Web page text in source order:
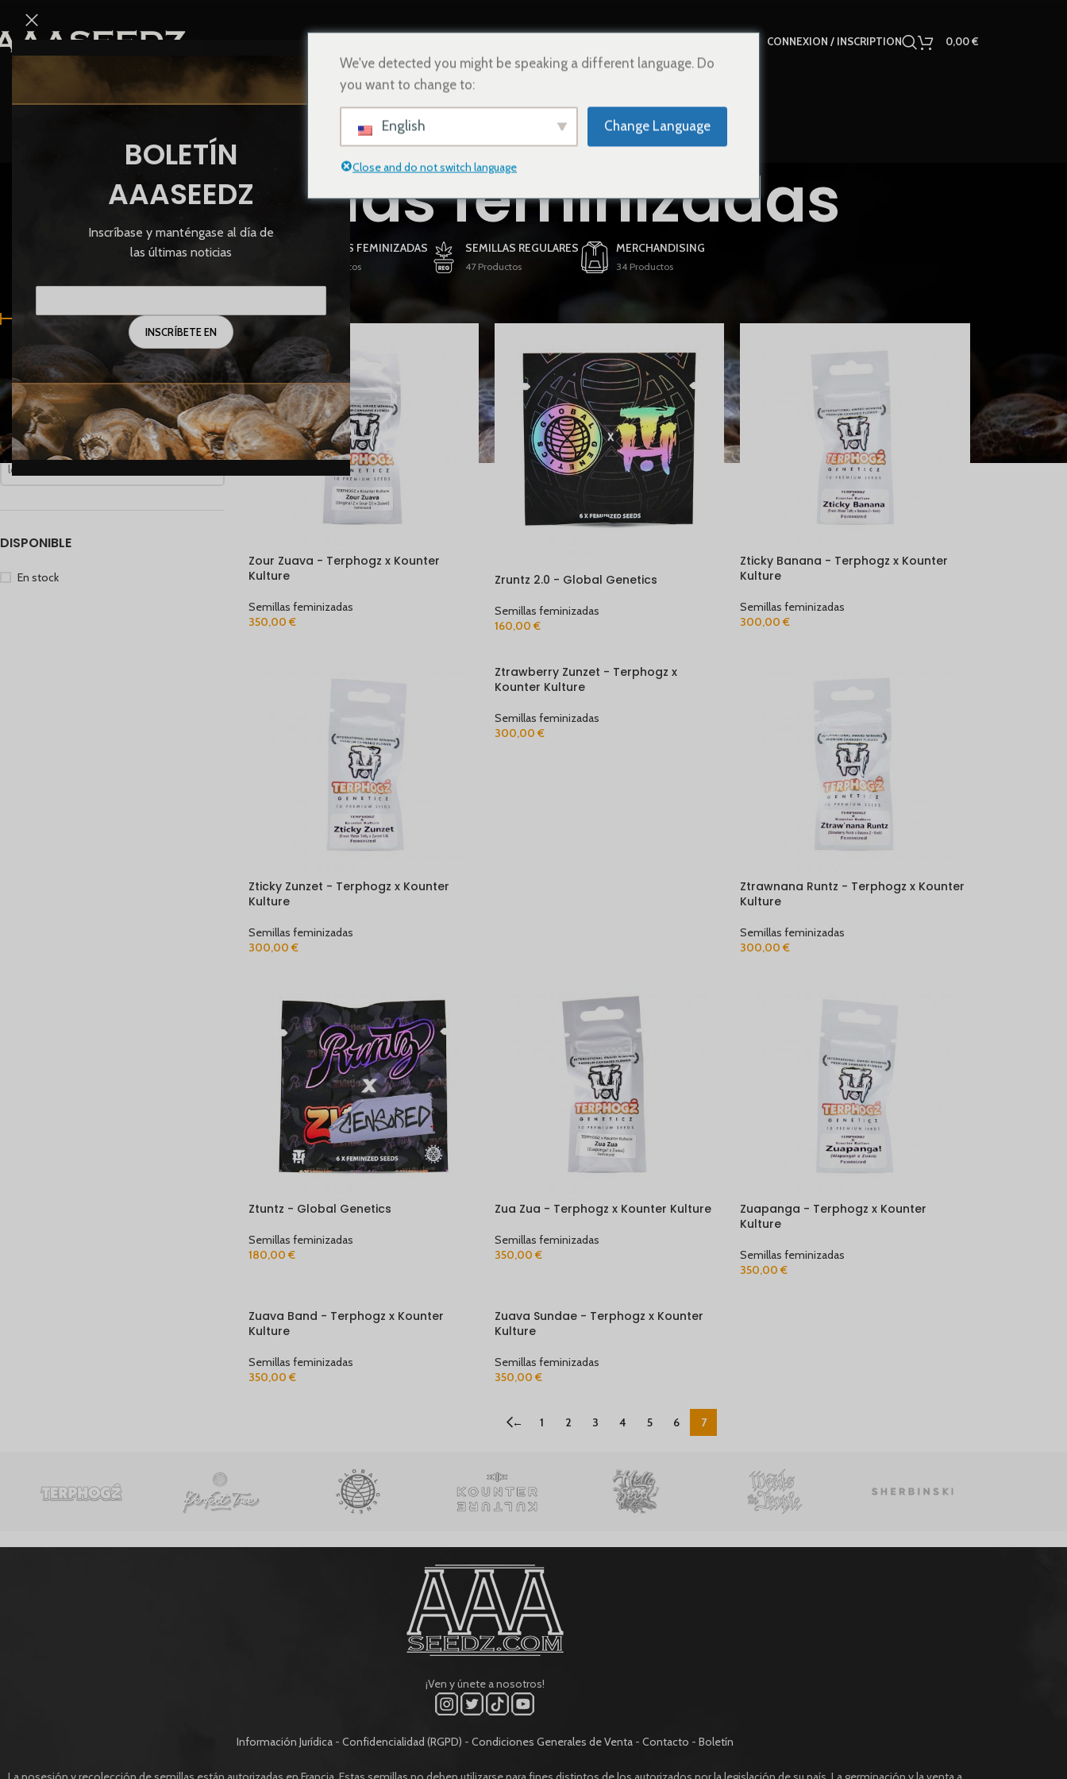
BOLETÍN
AAASEEDZ
Inscríbase y manténgase al día de
las últimas noticias
CONNEXION / INSCRIPTION 0,00€
Semillas feminizadas
SEMILLAS FEMINIZADAS
83 Productos
SEMILLAS REGULARES
47 Productos
MERCHANDISING
34 Productos
FILTRAR POR PRECIO
FILTRAR
Precio: 60 € -350 €
FILTRAR POR CRIADOR
los Criadores
DISPONIBLE
En stock
Inicio/Semillas feminizadas
Zour Zuava - Terphogz x Kounter
Kulture
Semillas feminizadas
350,00 €
Zruntz 2.0 - Global Genetics
Semillas feminizadas
160,00 €
Zticky Banana - Terphogz x Kounter
Kulture
Semillas feminizadas
300,00€
Zticky Zunzet - Terphogz x Kounter
Kulture
Semillas feminizadas
300,00 €
Ztrawberry Zunzet - Terphogz x
Kounter Kulture
Semillas feminizadas
300,00 €
Ztrawnana Runtz - Terphogz x Kounter
Kulture
Semillas feminizadas
300,00€
Ztuntz - Global Genetics
Semillas feminizadas
180,00 €
Zua Zua - Terphogz x Kounter Kulture
Semillas feminizadas
350,00 €
Zuapanga - Terphogz x Kounter
Kulture
Semillas feminizadas
350,00€
Zuava Band - Terphogz x Kounter
Kulture
Semillas feminizadas
350,00 €
Zuava Sundae - Terphogz x Kounter
Kulture
Semillas feminizadas
350,00 €
← 1 2 3 4 5 6 7
¡Ven y únete a nosotros!
Información Jurídica- Confidencialidad (RGPD) - Condiciones Generales de Venta- Contacto - Boletín
We've detected you might be speaking a different language. Do
you want to change to:
English Change Language
Close and do not switch language